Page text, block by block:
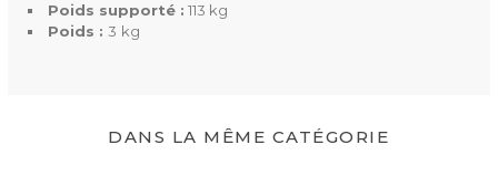
Poids supporté : 113 kg
Poids : 3 kg
Poids Supporté
DANS LA MÊME CATÉGORIE